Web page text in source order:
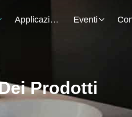
Applicazione Eventi
Prodotti